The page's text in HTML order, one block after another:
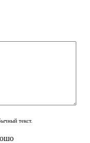
текст.